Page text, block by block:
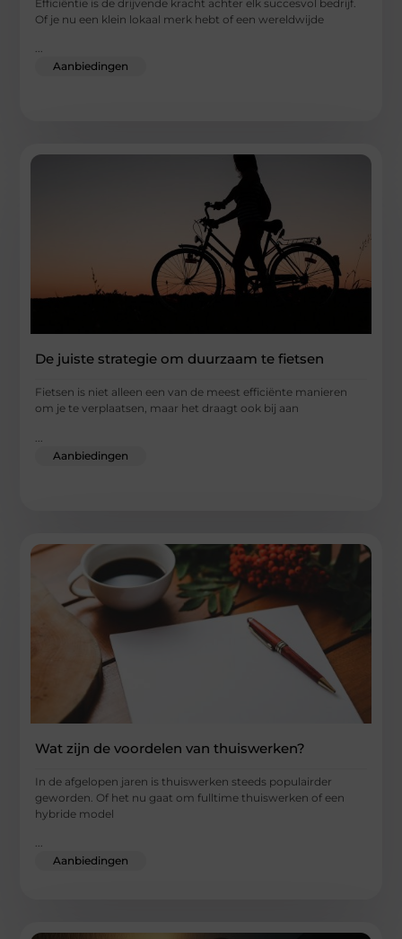
Efficiëntie is de drijvende kracht achter elk succesvol bedrijf.
Of je nu een klein lokaal merk hebt of een wereldwijde
...
Aanbiedingen
De juiste strategie om duurzaam te fietsen
Fietsen is niet alleen een van de meest efficiënte manieren
om je te verplaatsen, maar het draagt ook bij aan
Aanbiedingen
Wat zijn de voordelen van thuiswerken?
In de afgelopen jaren is thuiswerken steeds populairder
geworden. Of het nu gaat om fulltime thuiswerken of een
hybride model
...
Aanbiedingen